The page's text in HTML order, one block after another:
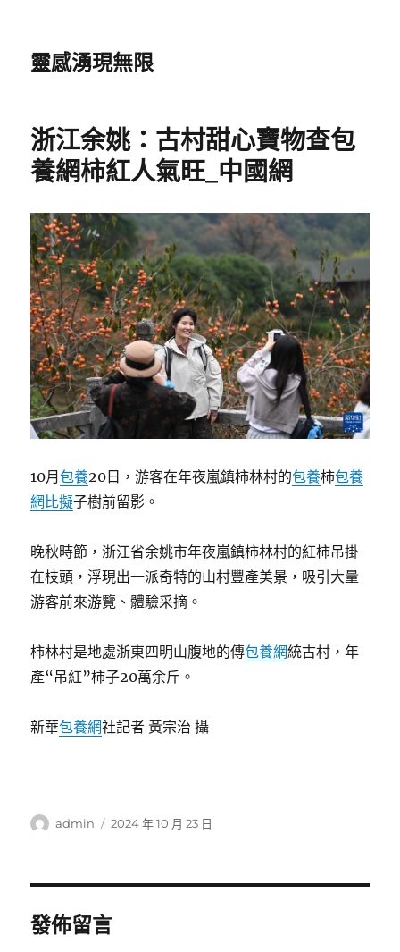
靈感湧現無限
浙江余姚：古村甜心寶物查包
養網柿紅人氣旺_中國網
10月包養20日，游客在年夜嵐鎮柿林村的包養柿包養
網比擬子樹前留影。
晚秋時節，浙江省余姚市年夜嵐鎮柿林村的紅柿吊掛
在枝頭，浮現出一派奇特的山村豐產美景，吸引大量
游客前來游覽、體驗采摘。
柿林村是地處浙東四明山腹地的傳包養網統古村，年
產“吊紅”柿子20萬余斤。
新華包養網社記者 黃宗治 攝
作
admin
發
2024 年 10 月 23 日
發佈留言